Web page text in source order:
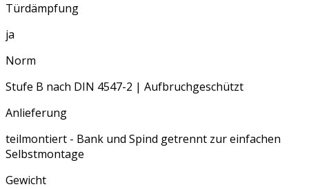
Türdämpfung
ja
Norm
Stufe B nach DIN 4547-2 | Aufbruchgeschützt
Anlieferung
teilmontiert - Bank und Spind getrennt zur einfachen
Selbstmontage
Gewicht